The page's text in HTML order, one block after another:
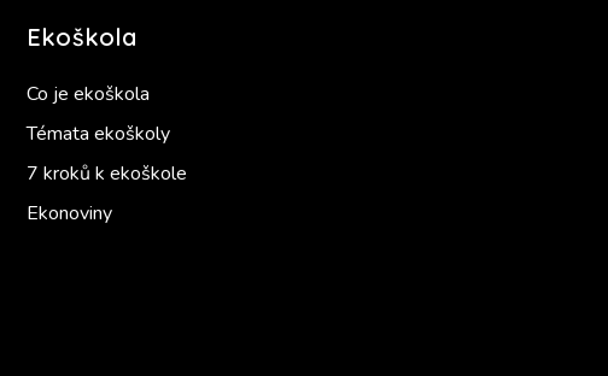
Ekoškola
Co je ekoškola
Témata ekoškoly
7 kroků k ekoškole
Ekonoviny